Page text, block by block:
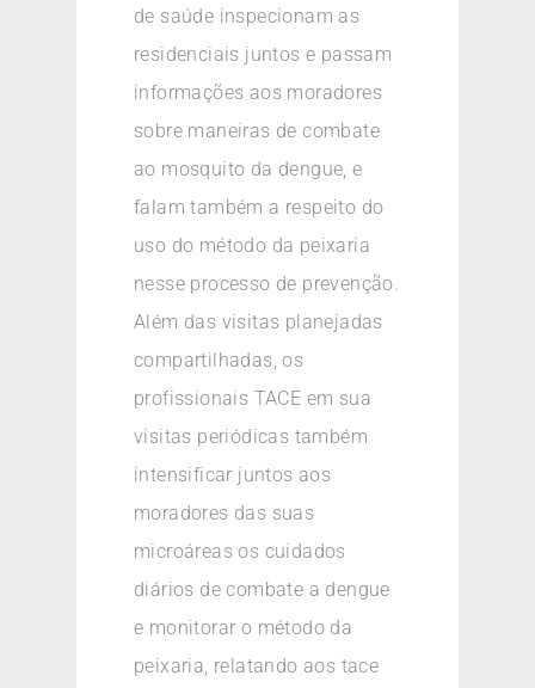
de saúde inspecionam as
residenciais juntos e passam
informações aos moradores
sobre maneiras de combate
ao mosquito da dengue, e
falam também a respeito do
uso do método da peixaria
nesse processo de prevenção.
Além das visitas planejadas
compartilhadas, os
profissionais TACE em sua
visitas periódicas também
intensificar juntos aos
moradores das suas
microáreas os cuidados
diários de combate a dengue
e monitorar o método da
peixaria, relatando aos tace